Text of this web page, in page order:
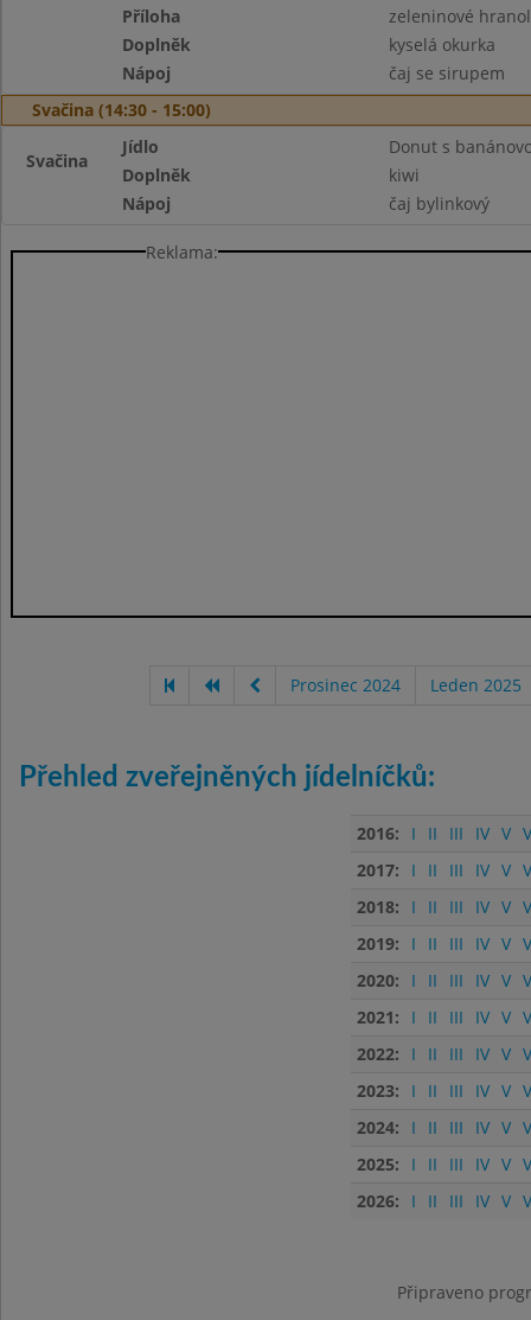
Příloha
zeleninové
Doplněk
kyselá okurka
Nápoj
čaj se sirupem
Svačina (14:30 - 15:00)
Svačina
Jídlo
Donut s
Doplněk
kiwi
Nápoj
čaj bylinkový
Reklama:
Prosinec 2024 Leden 2025
Přehled zveřejněných jídelníčků:
2016: I II III IV V
2017:
I II III IV V
2018:
I II III IV V
2019:
I II III IV V
2020:
I II III IV V
2021:
I II III IV V
2022:
I II III IV V
2023:
I II III IV V
2024:
I II III IV V
2025:
I II III IV V
2026:
I II III IV V
Připraveno